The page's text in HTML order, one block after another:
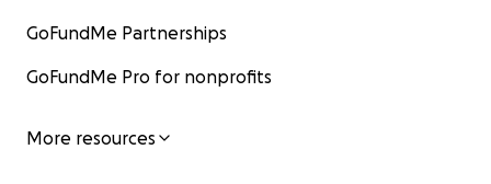
GoFundMe Partnerships
GoFundMe Pro for nonprofits
More resources